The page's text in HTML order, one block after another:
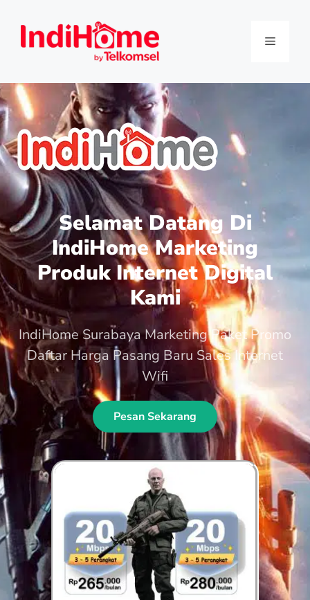
Selamat Datang Di
IndiHome Marketing
Produk Internet Digital
Kami
IndiHome Surabaya Marketing Paket Promo
Daftar Harga Pasang Baru Sales Internet
Wifi
Pesan Sekarang